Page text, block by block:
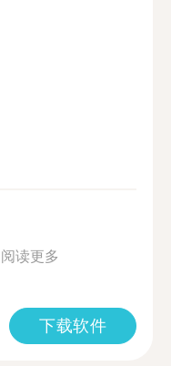
阅读更多
下载软件